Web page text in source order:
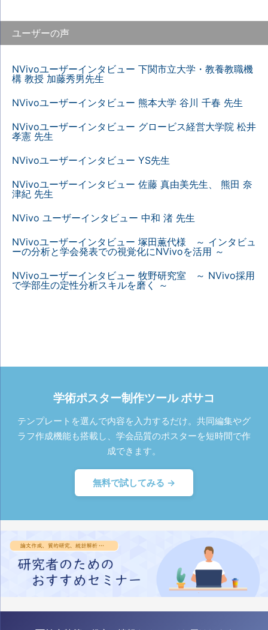
ユーザーの声
NVivoユーザーインタビュー 下関市立大学・教養教職機
構 教授 加藤秀男先生
NVivoユーザーインタビュー 熊本大学 谷川 千春 先生
NVivoユーザーインタビュー グロービス経営大学院 松井
孝憲 先生
NVivoユーザーインタビュー YS先生
NVivoユーザーインタビュー 佐藤 真由美先生、 熊田 奈
津紀 先生
NVivo ユーザーインタビュー 中和 渚 先生
NVivoユーザーインタビュー 塚田薫代様 ～ インタビュ
ーの分析と学会発表での視覚化にNVivoを活用 ～
NVivoユーザーインタビュー 牧野研究室 ～ NVivo採用
で学部生の定性分析スキルを磨く ～
学術ポスター制作ツール ポサコ
テンプレートを選んで内容を入力するだけ。共同編集やグ
ラフ作成機能も搭載し、学会品質のポスターを短時間で作
成できます。
無料で試してみる →